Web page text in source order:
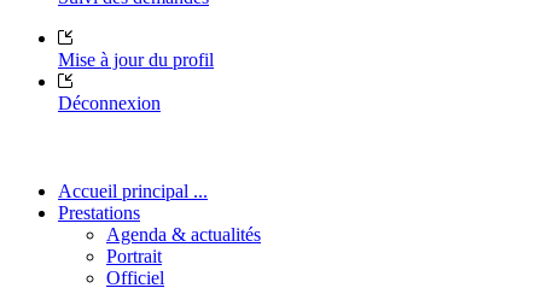
Mise à jour du profil
Déconnexion
Accueil principal ...
Prestations
Agenda & actualités
Portrait
Officiel